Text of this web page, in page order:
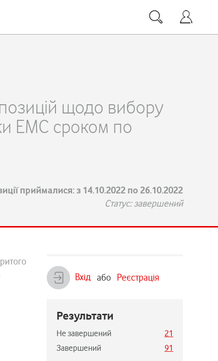
щодо вибору
EMC сроком по
приймалися: з 14.10.2022 по 26.10.2022
Статус: завершений
Вхід або Реєстрація
Результати
Не завершений
21
Завершений
91